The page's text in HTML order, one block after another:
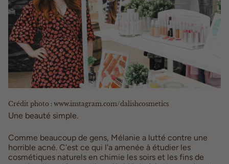
Crédit photo : www.instagram.com/dalishcosmetics
Une beauté simple.
Comme beaucoup de gens, Mélanie a lutté contre une
horrible acné. C'est ce qui l'a amenée à étudier les
cosmétiques naturels en chimie les soirs et les fins de